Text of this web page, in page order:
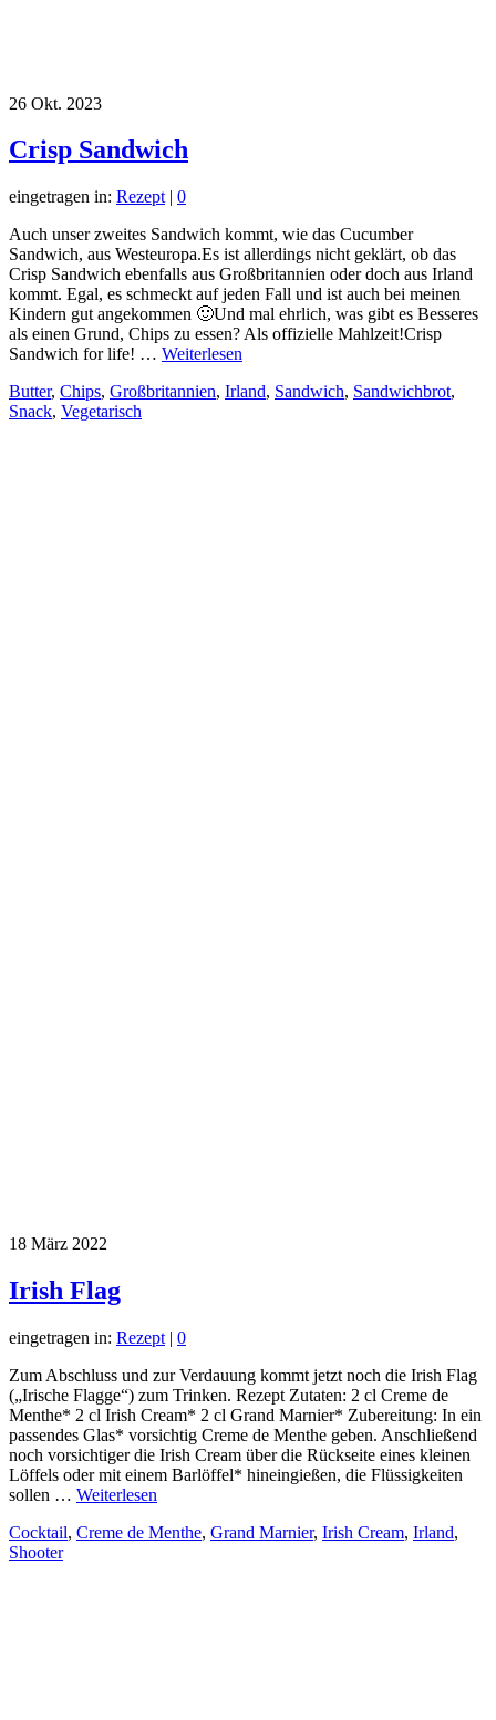
26 Okt. 2023
Crisp Sandwich
eingetragen in: Rezept | 0
Auch unser zweites Sandwich kommt, wie das Cucumber
Sandwich, aus Westeuropa.Es ist allerdings nicht geklärt, ob das
Crisp Sandwich ebenfalls aus Großbritannien oder doch aus Irland
kommt. Egal, es schmeckt auf jeden Fall und ist auch bei meinen
Kindern gut angekommen 🙂Und mal ehrlich, was gibt es Besseres
als einen Grund, Chips zu essen? Als offizielle Mahlzeit!Crisp
Sandwich for life! … Weiterlesen
Butter, Chips, Großbritannien, Irland, Sandwich, Sandwichbrot,
Snack, Vegetarisch
18 März 2022
Irish Flag
eingetragen in: Rezept | 0
Zum Abschluss und zur Verdauung kommt jetzt noch die Irish Flag
(„Irische Flagge“) zum Trinken. Rezept Zutaten: 2 cl Creme de
Menthe* 2 cl Irish Cream* 2 cl Grand Marnier* Zubereitung: In ein
passendes Glas* vorsichtig Creme de Menthe geben. Anschließend
noch vorsichtiger die Irish Cream über die Rückseite eines kleinen
Löffels oder mit einem Barlöffel* hineingießen, die Flüssigkeiten
sollen … Weiterlesen
Cocktail, Creme de Menthe, Grand Marnier, Irish Cream, Irland,
Shooter